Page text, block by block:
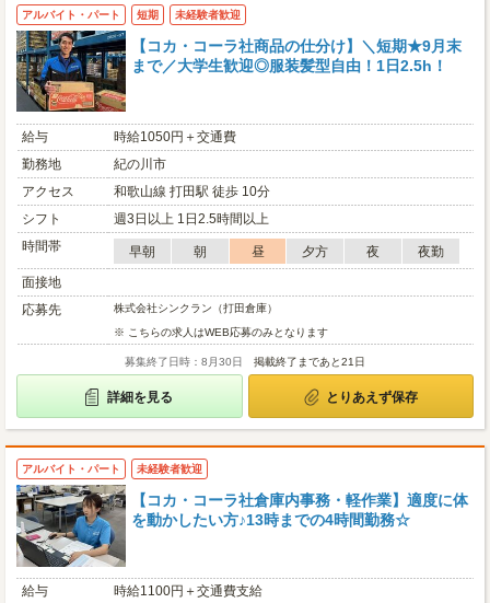
アルバイト・パート 短期 未経験者歓迎
【コカ・コーラ社商品の仕分け】＼短期★9月末
まで／大学生歓迎◎服装髪型自由！1日2.5h！
給与
時給1050円＋交通費
勤務地
紀の川市
アクセス
和歌山線 打田駅 徒歩 10分
シフト
週3日以上 1日2.5時間以上
時間帯
早朝 朝 昼 夕方 夜
夜勤
面接地
応募先
株式会社シンクラン（打田倉庫）
※ こちらの求人はWEB応募のみとなります
募集終了日時：8月30日 掲載終了まであと21日
詳細を見る とりあえず保存
アルバイト・パート 未経験者歓迎
【コカ・コーラ社倉庫内事務・軽作業】適度に体
を動かしたい方♪13時までの4時間勤務☆
給与
時給1100円＋交通費支給